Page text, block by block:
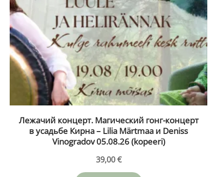
Лежачий концерт. Магический гонг-концерт
в усадьбе Кирна – Lilia Märtmaa и Deniss
Vinogradov 05.08.26 (kopeeri)
39,00€